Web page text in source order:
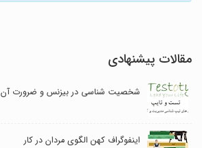
مقالات پیشنهادی
شخصیت شناسی در بیزنس و ضرورت آن
اینفوگراف کهن الگوی مردان در کار